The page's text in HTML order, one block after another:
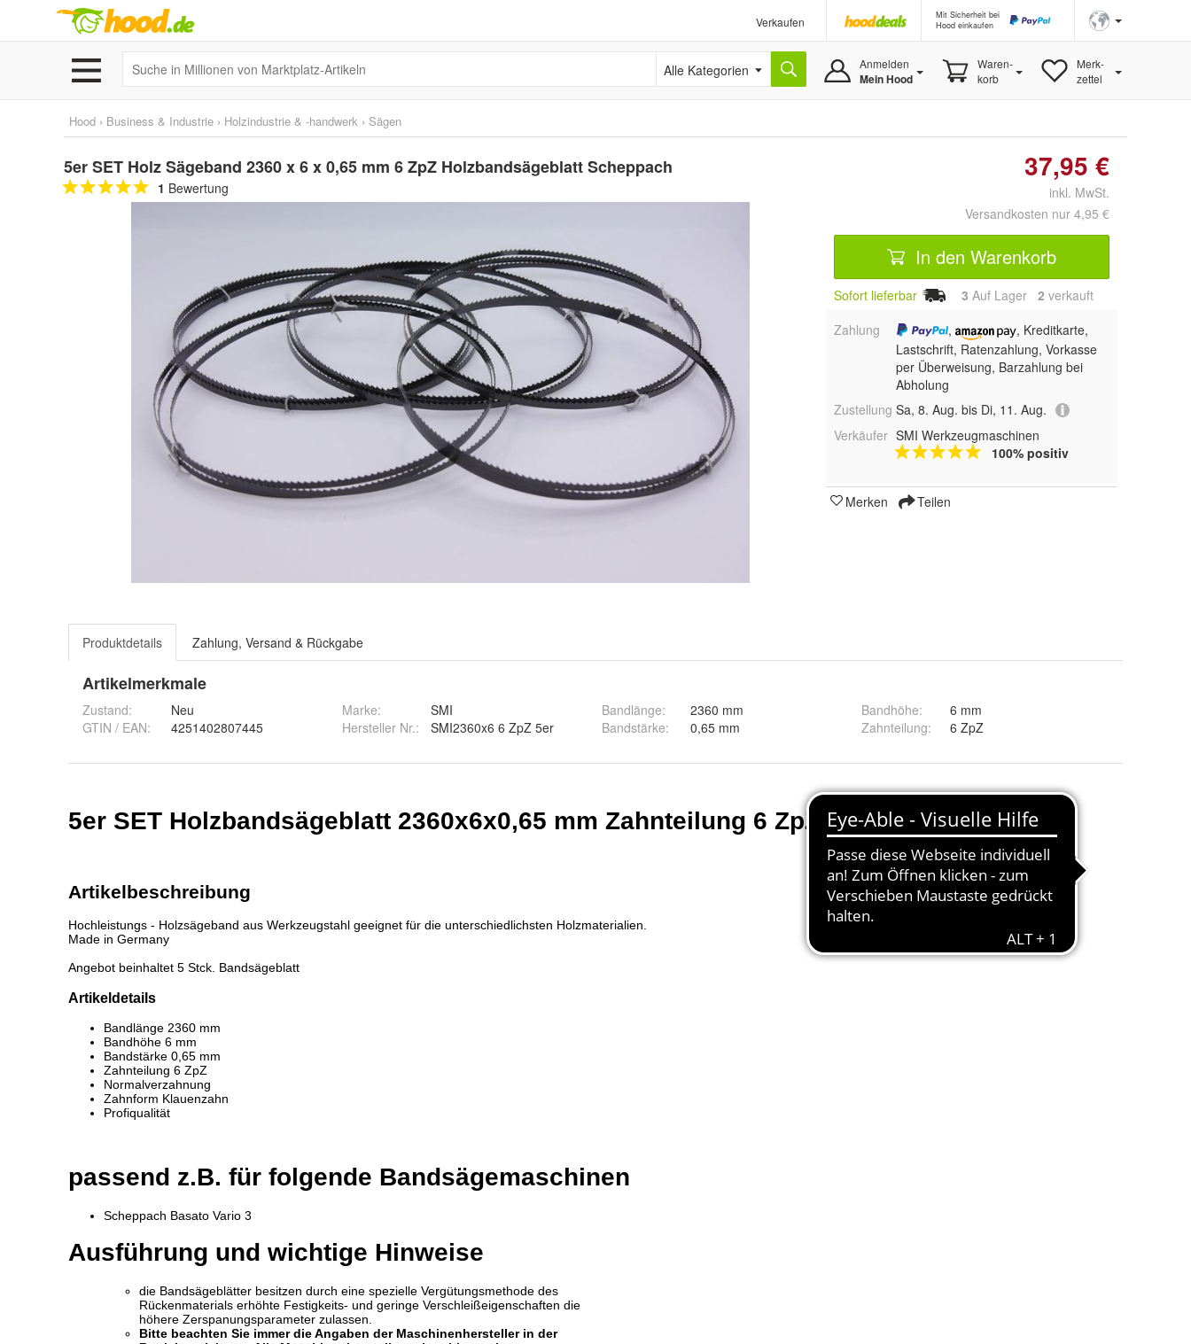
Verkaufen
Mit Sicherheit bei
Hood einkaufen
Alle Kategorien Anmelden
Mein Hood
Waren-
korb
Merk-
zettel
Hood › Business & Industrie › Holzindustrie & -handwerk › Sägen
5er SET Holz Sägeband 2360 x 6 x 0,65 mm 6 ZpZ Holzbandsägeblatt Scheppach
1 Bewertung
37,95 €
inkl. MwSt.
Versandkosten nur 4,95 €
In den Warenkorb
Sofort lieferbar 3 Auf Lager 2 verkauft
Zahlung
,
, Kreditkarte,
Lastschrift, Ratenzahlung, Vorkasse
per Überweisung, Barzahlung bei
Abholung
Zustellung Sa, 8. Aug. bis Di, 11. Aug.
Verkäufer SMI Werkzeugmaschinen
100% positiv
Merken Teilen
Produktdetails Zahlung, Versand & Rückgabe
Artikelmerkmale
Zustand:
Neu
GTIN / EAN:
4251402807445
Marke:
SMI
Hersteller Nr.:
SMI2360x6 6 ZpZ 5er
Bandlänge:
2360 mm
Bandstärke: 0,65 mm
Bandhöhe:
6 mm
Zahnteilung: 6 ZpZ